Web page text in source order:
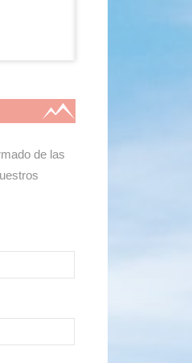
de las